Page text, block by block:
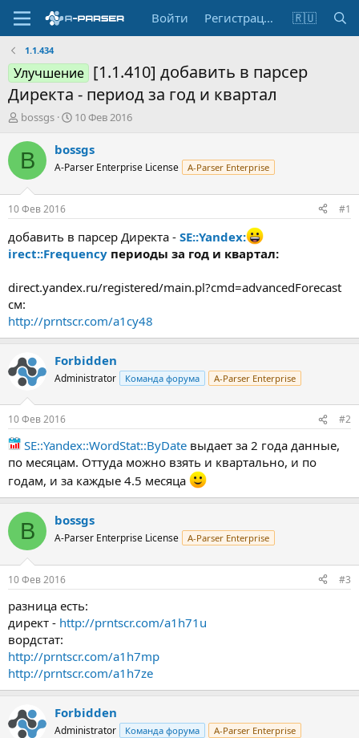
Войти Регистрация 🇷🇺
1.1.434
Улучшение [1.1.410] добавить в парсер
Директа - период за год и квартал
А
т
о
т
е
м
ы
bossgs
Д
т
н
а
л
а
10 Фев 2016
B bossgs
A-Parser Enterprise License A-Parser Enterprise
10 Фев 2016 #1
добавить в парсер Директа - SE::Yandex:
irect::Frequency периоды за год и квартал:
direct.yandex.ru/registered/main.pl?cmd=advancedForecast
см:
http://prntscr.com/a1cy48
Forbidden
Administrator Команда форума A-Parser Enterprise
10 Фев 2016 #2
SE::Yandex::WordStat::ByDate выдает за 2 года данные,
по месяцам. Оттуда можно взять и квартально, и по
годам, и за каждые 4.5 месяца
B bossgs
A-Parser Enterprise License A-Parser Enterprise
10 Фев 2016 #3
разница есть:
директ - http://prntscr.com/a1h71u
вордстат:
http://prntscr.com/a1h7mp
http://prntscr.com/a1h7ze
Forbidden
Administrator Команда форума A-Parser Enterprise